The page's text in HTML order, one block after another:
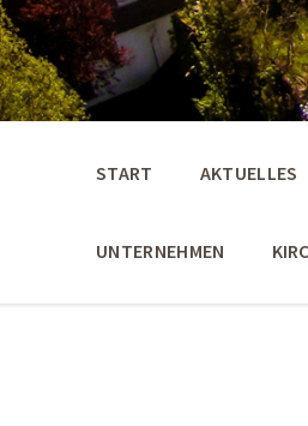
START AKTUELLES
UNTERNEHMEN